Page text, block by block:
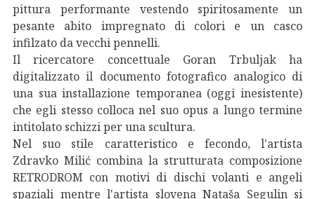
pittura performante vestendo spiritosamente un
pesante abito impregnato di colori e un casco
infilzato da vecchi pennelli.
Il ricercatore concettuale Goran Trbuljak ha
digitalizzato il documento fotografico analogico di
una sua installazione temporanea (oggi inesistente)
che egli stesso colloca nel suo opus a lungo termine
intitolato schizzi per una scultura.
Nel suo stile caratteristico e fecondo, l'artista
Zdravko Milić combina la strutturata composizione
RETRODROM con motivi di dischi volanti e angeli
spaziali mentre l'artista slovena Nataša Segulin si